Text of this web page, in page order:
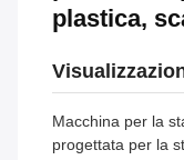
plastica,
Macchina per la
progettata per la